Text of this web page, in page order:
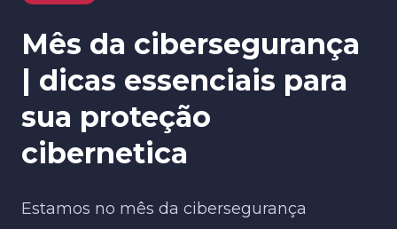
Mês da cibersegurança
| ​dicas essenciais para
sua proteção
cibernetica
Estamos no mês da cibersegurança ​